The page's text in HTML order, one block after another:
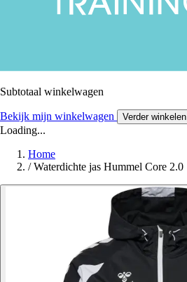
Subtotaal winkelwagen
Bekijk mijn winkelwagen Verder winkelen
Loading...
Home
/ Waterdichte jas Hummel Core 2.0